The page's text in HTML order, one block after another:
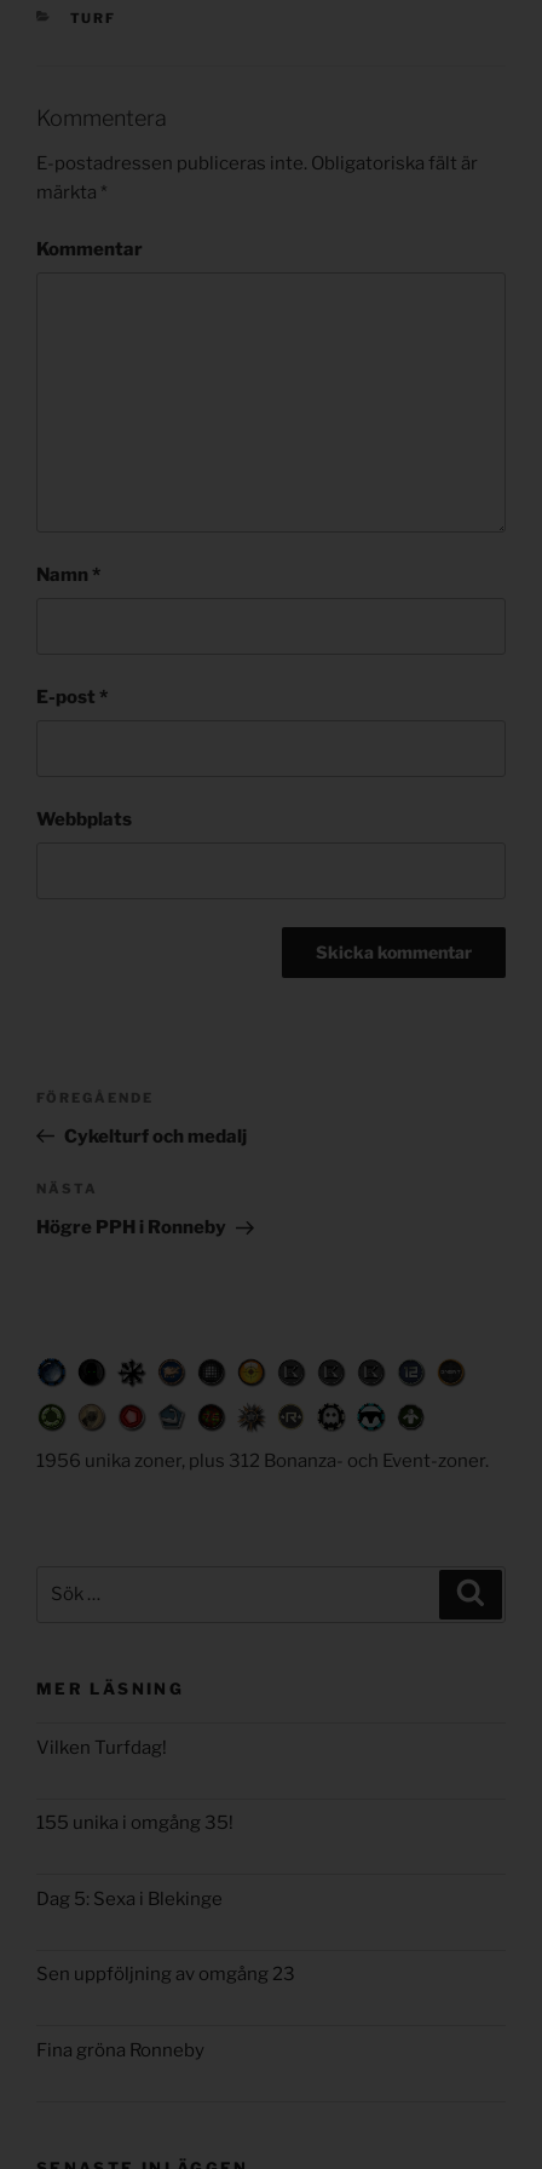
KATEGORIER
TURF
Kommentera
E-postadressen publiceras inte. Obligatoriska fält är
märkta *
Kommentar
Namn *
E-post *
Webbplats
Post
Föregående
inlägg
FÖREGÅENDE
Cykelturf och medalj
Nästa
inlägg
NÄSTA
Högre PPH i Ronneby
1956 unika zoner, plus 312 Bonanza- och Event-zoner.
MER LÄSNING
Vilken Turfdag!
155 unika i omgång 35!
Dag 5: Sexa i Blekinge
Sen uppföljning av omgång 23
Fina gröna Ronneby